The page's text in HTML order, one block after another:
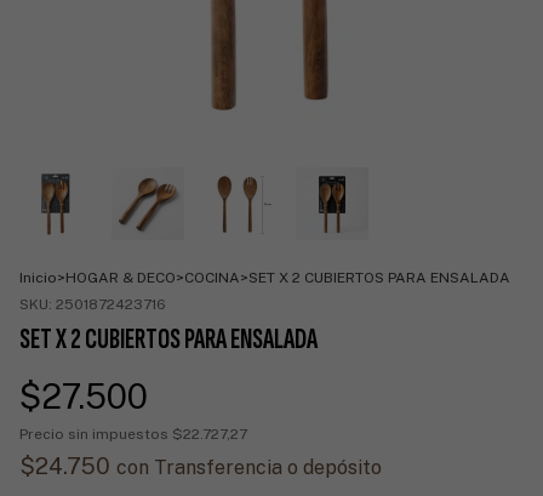
Inicio>HOGAR & DECO>COCINA>SET X 2 CUBIERTOS PARA ENSALADA
SKU: 2501872423716
SET X 2 CUBIERTOS PARA ENSALADA
$27.500
Precio sin impuestos $22.727,27
$24.750 con Transferencia o depósito